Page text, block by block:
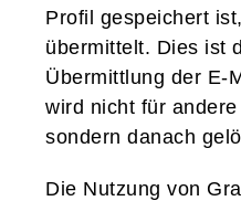
Profil gespeichert
übermittelt. Dies ist
Übermittlung der E-
wird nicht für
sondern danach
Die Nutzung von